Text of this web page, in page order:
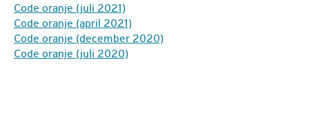
Code oranje (juli 2021)
Code oranje (april 2021)
Code oranje (december 2020)
Code oranje (juli 2020)